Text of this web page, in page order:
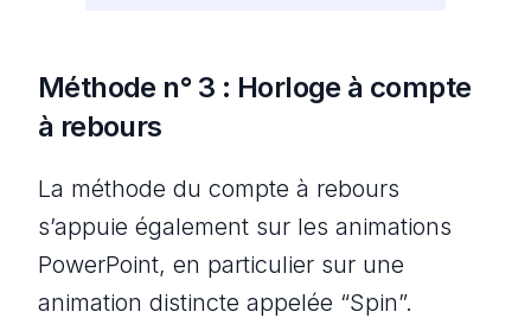
Méthode n° 3 : Horloge à compte
à rebours
La méthode du compte à rebours
s’appuie également sur les animations
PowerPoint, en particulier sur une
animation distincte appelée “Spin”.